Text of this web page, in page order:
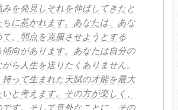
みを発見しそれを伸ばしてきたと
ちに惹かれます。あなたは、あな
て、弱点を克服させようとする
傾向があります。あなたは自分の
ら人生を送りたくありません。
持って生まれた天賦の才能を最大
と考えます。その方が楽しく、
です。そして意外なことに、その